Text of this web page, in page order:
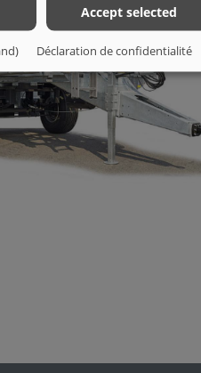
Accept selected
Déclaration de confidentialité